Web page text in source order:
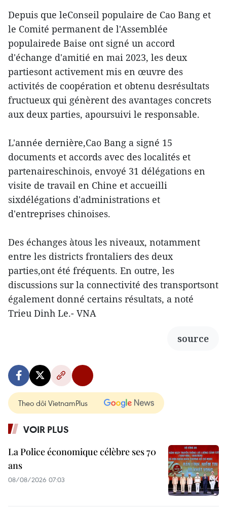
Depuis que leConseil populaire de Cao Bang et
le Comité permanent de l'Assemblée
populairede Baise ont signé un accord
d'échange d'amitié en mai 2023, les deux
partiesont activement mis en œuvre des
activités de coopération et obtenu desrésultats
fructueux qui génèrent des avantages concrets
aux deux parties, apoursuivi le responsable.
L'année dernière,Cao Bang a signé 15
documents et accords avec des localités et
partenaireschinois, envoyé 31 délégations en
visite de travail en Chine et accueilli
sixdélégations d'administrations et
d'entreprises chinoises.
Des échanges àtous les niveaux, notamment
entre les districts frontaliers des deux
parties,ont été fréquents. En outre, les
discussions sur la connectivité des transportsont
également donné certains résultats, a noté
Trieu Dinh Le.- VNA
source
Theo dõi VietnamPlus
VOIR PLUS
La Police économique célèbre ses 70
ans
08/08/2026 07:03